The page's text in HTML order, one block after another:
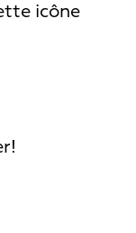
icône